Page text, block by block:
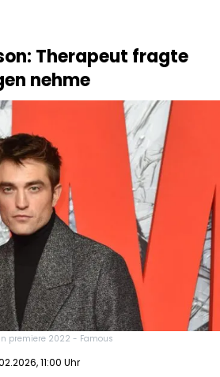
Therapeut fragte
nehme
premiere 2022 - Famous
11:00 Uhr